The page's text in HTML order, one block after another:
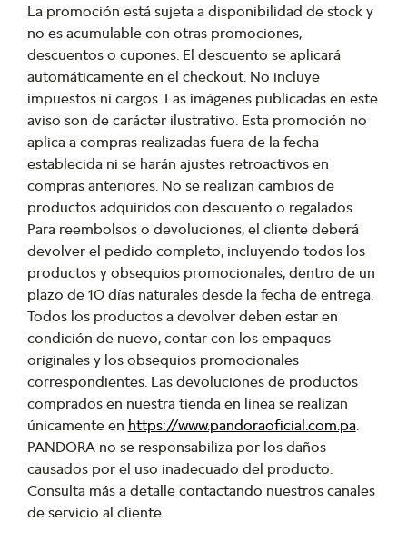
La promoción está sujeta a disponibilidad de stock y
no es acumulable con otras promociones,
descuentos o cupones. El descuento se aplicará
automáticamente en el checkout. No incluye
impuestos ni cargos. Las imágenes publicadas en este
aviso son de carácter ilustrativo. Esta promoción no
aplica a compras realizadas fuera de la fecha
establecida ni se harán ajustes retroactivos en
compras anteriores. No se realizan cambios de
productos adquiridos con descuento o regalados.
Para reembolsos o devoluciones, el cliente deberá
devolver el pedido completo, incluyendo todos los
productos y obsequios promocionales, dentro de un
plazo de 10 días naturales desde la fecha de entrega.
Todos los productos a devolver deben estar en
condición de nuevo, contar con los empaques
originales y los obsequios promocionales
correspondientes. Las devoluciones de productos
comprados en nuestra tienda en línea se realizan
únicamente en https://www.pandoraoficial.com.pa.
PANDORA no se responsabiliza por los daños
causados por el uso inadecuado del producto.
Consulta más a detalle contactando nuestros canales
de servicio al cliente.